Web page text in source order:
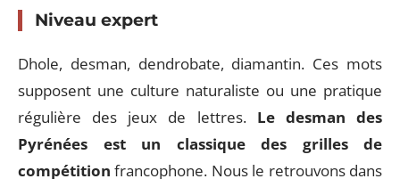
Niveau expert
Dhole, desman, dendrobate, diamantin. Ces mots
supposent une culture naturaliste ou une pratique
régulière des jeux de lettres. Le desman des
Pyrénées est un classique des grilles de
compétition francophone. Nous le retrouvons dans